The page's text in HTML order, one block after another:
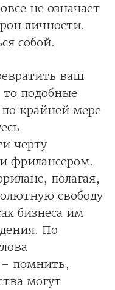
не означает
личности.
собой.
ваш
подобные
крайней мере
черту
фрилансером.
полагая,
свободу
бизнеса им
По
помнить,
могут